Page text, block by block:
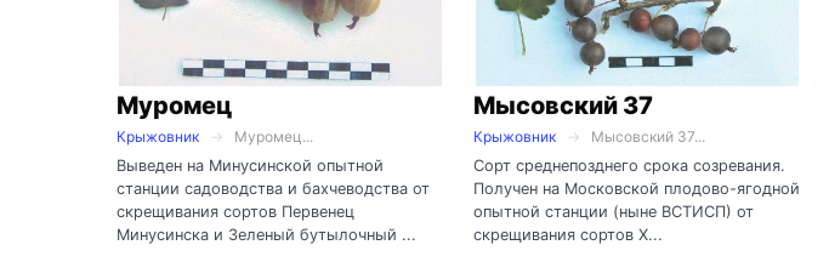
Муромец
Крыжовник
Муромец...
Выведен на Минусинской опытной
станции садоводства и бахчеводства от
скрещивания сортов Первенец
Минусинска и Зеленый бутылочный ...
Мысовский 37
Крыжовник
Мысовский 37...
Сорт среднепозднего срока созревания.
Получен на Московской плодово-ягодной
опытной станции (ныне ВСТИСП) от
скрещивания сортов Х...